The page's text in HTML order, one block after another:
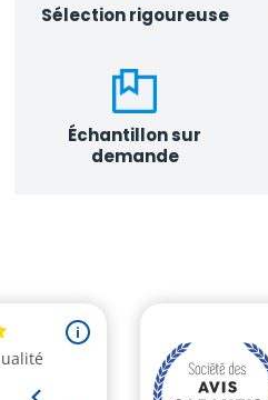
Sélection rigoureuse
Échantillon sur
demande